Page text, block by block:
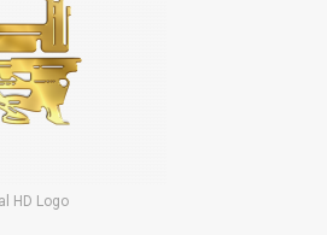
HD Logo